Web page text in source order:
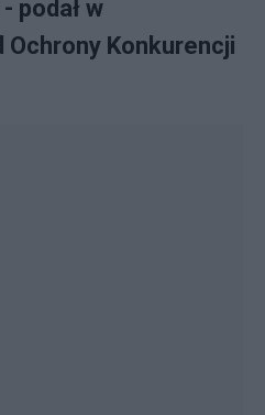
podał w
Ochrony Konkurencji